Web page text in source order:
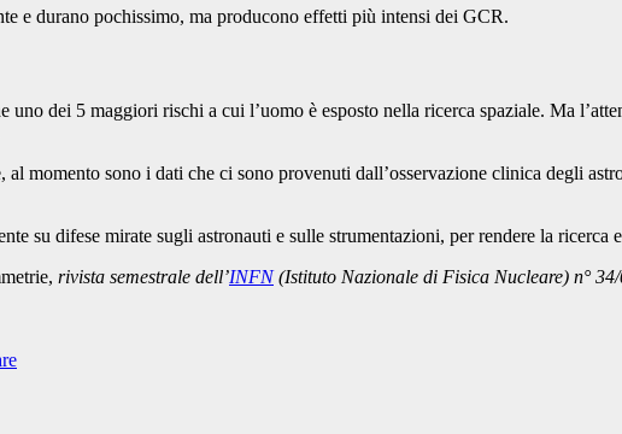
e durano pochissimo, ma producono effetti più intensi dei GCR.
dei 5 maggiori rischi a cui l’uomo è esposto nella ricerca spaziale. Ma
momento sono i dati che ci sono provenuti dall’osservazione clinica degli
su difese mirate sugli astronauti e sulle strumentazioni, per rendere la ricerca
rivista semestrale dell’INFN(Istituto Nazionale di Fisica Nucleare) n°